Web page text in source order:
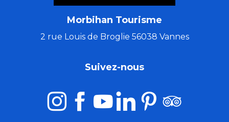
Morbihan Tourisme
2 rue Louis de Broglie 56038 Vannes
Suivez-nous